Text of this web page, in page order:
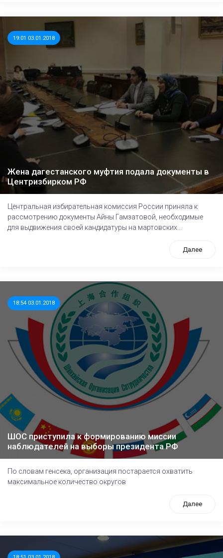
19:01 03.01.2018
Жена дагестанского муфтия подала документы в
Центризбирком РФ
Центральная избирательная комиссия России приняла к
рассмотрению документы Айны Гамзатовой, необходимые
для выдвижения своей кандидатуры на мартовских...
Далее
18:54 03.01.2018
ШОС приступила к формированию миссии
наблюдателей на выборы президента РФ
По словам генсека, организация постарается охватить
максимальное количество округов
Далее